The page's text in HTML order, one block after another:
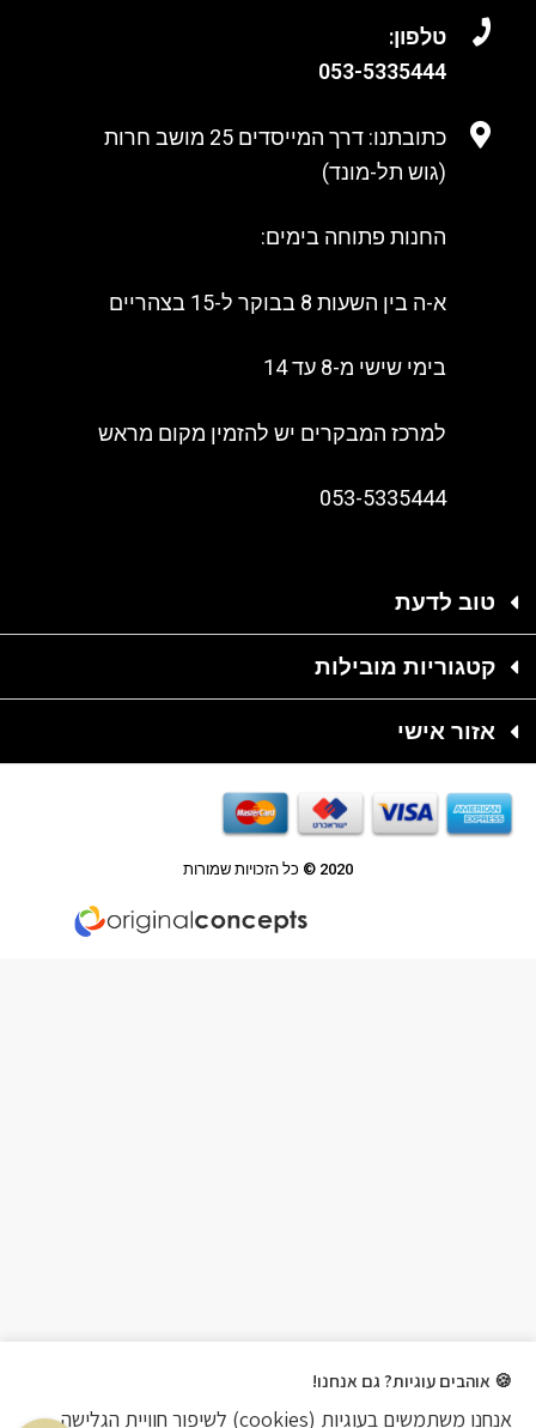
טלפון:
053-5335444
כתובתנו: דרך המייסדים 25 מושב חרות
(גוש תל-מונד)
החנות פתוחה בימים:
א-ה בין השעות 8 בבוקר ל-15 בצהריים
בימי שישי מ-8 עד 14
למרכז המבקרים יש להזמין מקום מראש
053-5335444
טוב לדעת
קטגוריות מובילות
אזור אישי
2020 © כל הזכויות שמורות
🍪 אוהבים עוגיות? גם אנחנו!
אנחנו משתמשים בעוגיות (cookies) לשיפור חוויית הגלישה